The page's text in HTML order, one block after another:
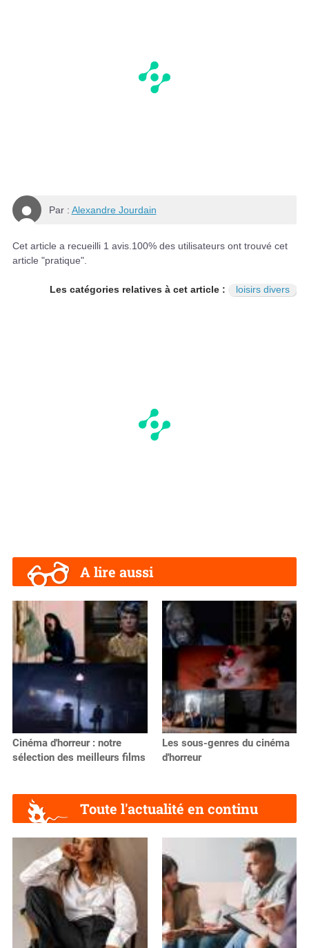
Par : Alexandre Jourdain
Cet article a recueilli 1 avis.100% des utilisateurs ont trouvé cet
article "pratique".
Les catégories relatives à cet article : loisirs divers
A lire aussi
Cinéma d'horreur : notre
sélection des meilleurs films
Les sous-genres du cinéma
d'horreur
Toute l'actualité en continu